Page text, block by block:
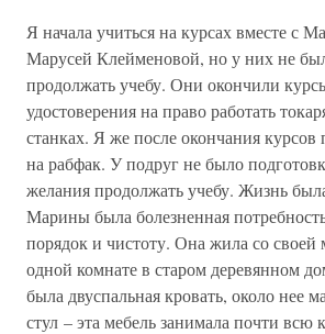
Я начала учиться на курсах вместе с
Марусей Клейменовой, но у них не
продолжать учебу. Они окончили
удостоверения на право работать
станках. Я же после окончания курсов
на рабфак. У подруг не было
желания продолжать учебу. Жизнь
Марины была болезненная
порядок и чистоту. Она жила со своей
одной комнате в старом деревянном
была двуспальная кровать, около нее
стул – эта мебель занимала почти всю